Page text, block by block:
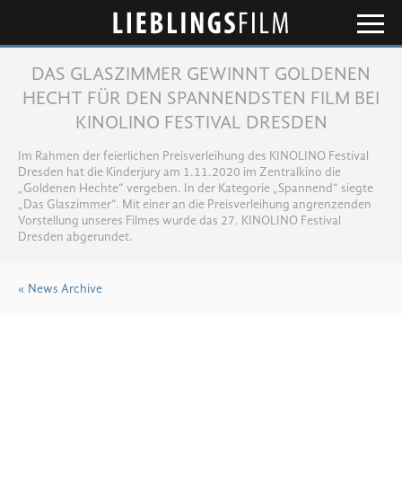
Lieblingsfilm
DAS GLASZIMMER GEWINNT GOLDENEN
HECHT FÜR DEN SPANNENDSTEN FILM BEI
KINOLINO FESTIVAL DRESDEN
Im Rahmen der feierlichen Preisverleihung des KINOLINO Festival
Dresden hat die Kinderjury am 1.11.2020 im Zentralkino die
„Goldenen Hechte“ vergeben. In der Kategorie „Spannend“ siegte
„Das Glaszimmer“. Mit einer an die Preisverleihung angrenzenden
Vorstellung unseres Filmes wurde das 27. KINOLINO Festival
Dresden abgerundet.
« News Archive